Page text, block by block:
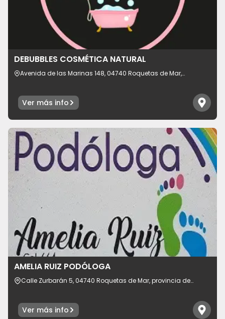
DEBUBBLES COSMÉTICA NATURAL
Avenida de las Marinas 148, 04740 Roquetas de Mar,
Ver más info
AMELIA RUIZ PODÓLOGA
Calle Zurbarán 5, 04740 Roquetas de Mar, provincia de
Ver más info